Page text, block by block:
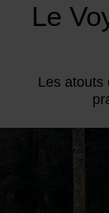
Le
Les atouts